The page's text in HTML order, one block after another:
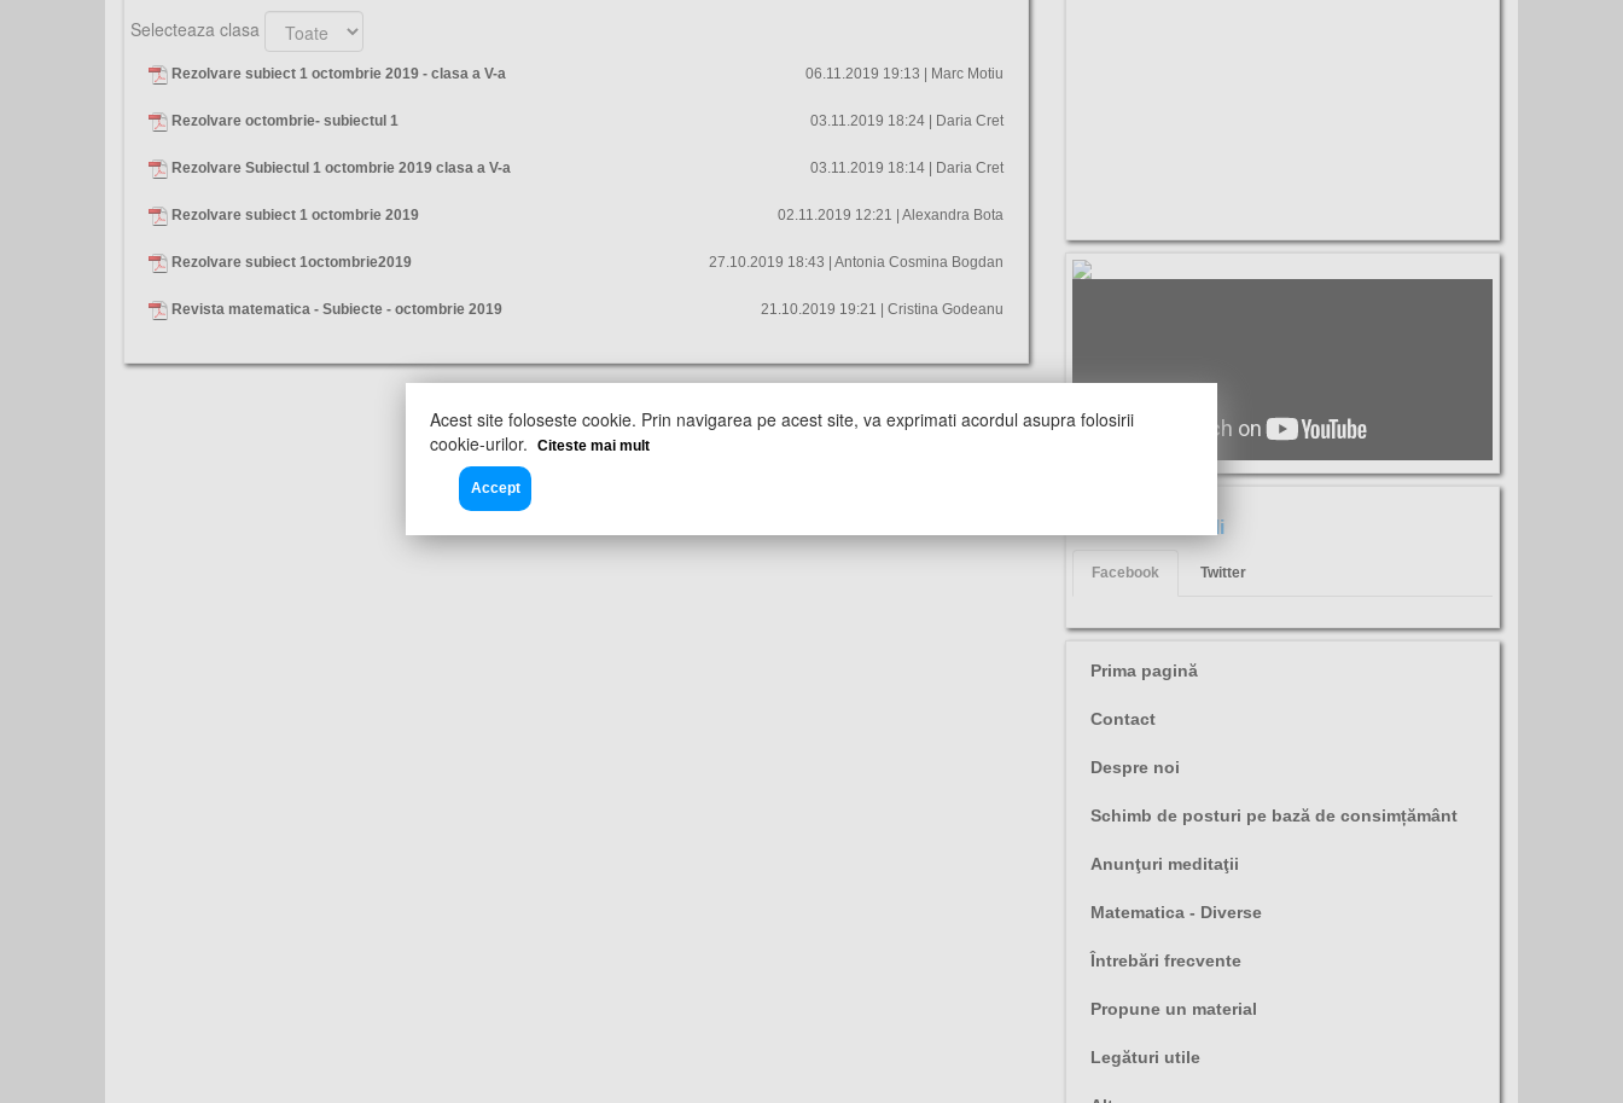
Selecteaza clasa
Rezolvare subiect 1 octombrie 2019 - clasa a V-a 06.11.2019 19:13 | Marc Motiu
Rezolvare octombrie- subiectul 1 03.11.2019 18:24 | Daria Cret
Rezolvare Subiectul 1 octombrie 2019 clasa a V-a 03.11.2019 18:14 | Daria Cret
Rezolvare subiect 1 octombrie 2019 02.11.2019 12:21 | Alexandra Bota
Rezolvare subiect 1octombrie2019 27.10.2019 18:43 | Antonia Cosmina Bogdan
Revista matematica - Subiecte - octombrie 2019 21.10.2019 19:21 | Cristina Godeanu
Suntem sociabili
Facebook Twitter
Prima pagină
Contact
Despre noi
Schimb de posturi pe bază de consimțământ
Anunţuri meditaţii
Matematica - Diverse
Întrebări frecvente
Propune un material
Legături utile
Acest site foloseste cookie. Prin navigarea pe acest site, va exprimati acordul asupra folosirii
cookie-urilor.
Citeste mai mult
Accept